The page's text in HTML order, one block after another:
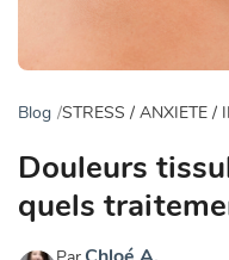
Blog STRESS / ANXIETE /
Douleurs
quels